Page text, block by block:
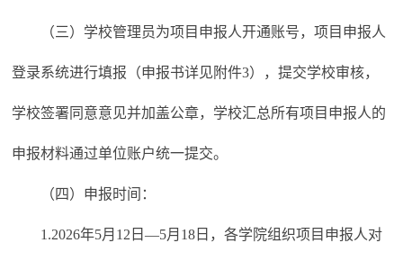
（三）学校管理员为项目申报人开通账号，项目申报人
登录系统进行填报（申报书详见附件3），提交学校审核，
学校签署同意意见并加盖公章，学校汇总所有项目申报人的
申报材料通过单位账户统一提交。
（四）申报时间：
1.2026年5月12日—5月18日，各学院组织项目申报人对